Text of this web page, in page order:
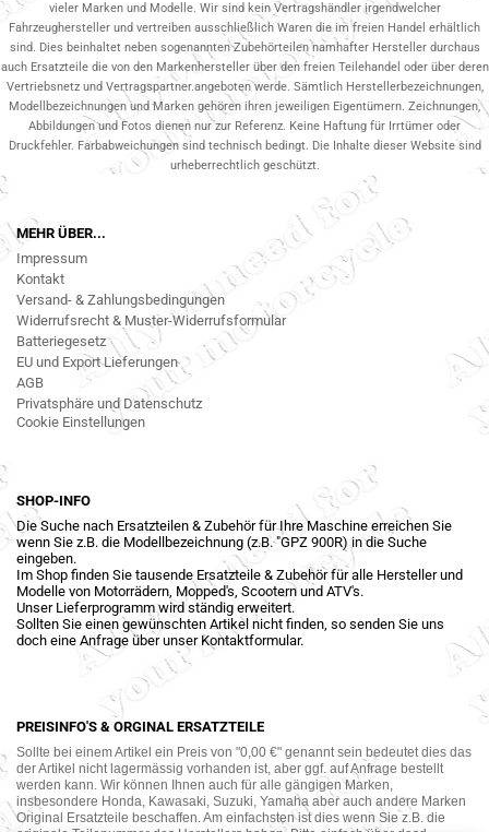
vieler Marken und Modelle. Wir sind kein Vertragshändler irgendwelcher
Fahrzeughersteller und vertreiben ausschließlich Waren die im freien Handel erhältlich
sind. Dies beinhaltet neben sogenannten Zubehörteilen namhafter Hersteller durchaus
auch Ersatzteile die von den Markenhersteller über den freien Teilehandel oder über deren
Vertriebsnetz und Vertragspartner.angeboten werde. Sämtlich Herstellerbezeichnungen,
Modellbezeichnungen und Marken gehören ihren jeweiligen Eigentümern. Zeichnungen,
Abbildungen und Fotos dienen nur zur Referenz. Keine Haftung für Irrtümer oder
Druckfehler. Farbabweichungen sind technisch bedingt. Die Inhalte dieser Website sind
urheberrechtlich geschützt.
MEHR ÜBER...
Impressum
Kontakt
Versand- & Zahlungsbedingungen
Widerrufsrecht & Muster-Widerrufsformular
Batteriegesetz
EU und Export Lieferungen
AGB
Privatsphäre und Datenschutz
Cookie Einstellungen
SHOP-INFO
Die Suche nach Ersatzteilen & Zubehör für Ihre Maschine erreichen Sie
wenn Sie z.B. die Modellbezeichnung (z.B. "GPZ 900R) in die Suche
eingeben.
Im Shop finden Sie tausende Ersatzteile & Zubehör für alle Hersteller und
Modelle von Motorrädern, Mopped's, Scootern und ATV's.
Unser Lieferprogramm wird ständig erweitert.
Sollten Sie einen gewünschten Artikel nicht finden, so senden Sie uns
doch eine Anfrage über unser Kontaktformular.
PREISINFO'S & ORGINAL ERSATZTEILE
Sollte bei einem Artikel ein Preis von "0,00 €" genannt sein bedeutet dies das
der Artikel nicht lagermässig vorhanden ist, aber ggf. auf Anfrage bestellt
werden kann. Wir können Ihnen auch für alle gängigen Marken,
insbesondere Honda, Kawasaki, Suzuki, Yamaha aber auch andere Marken
Original Ersatzteile beschaffen. Am einfachsten ist dies wenn Sie z.B. die